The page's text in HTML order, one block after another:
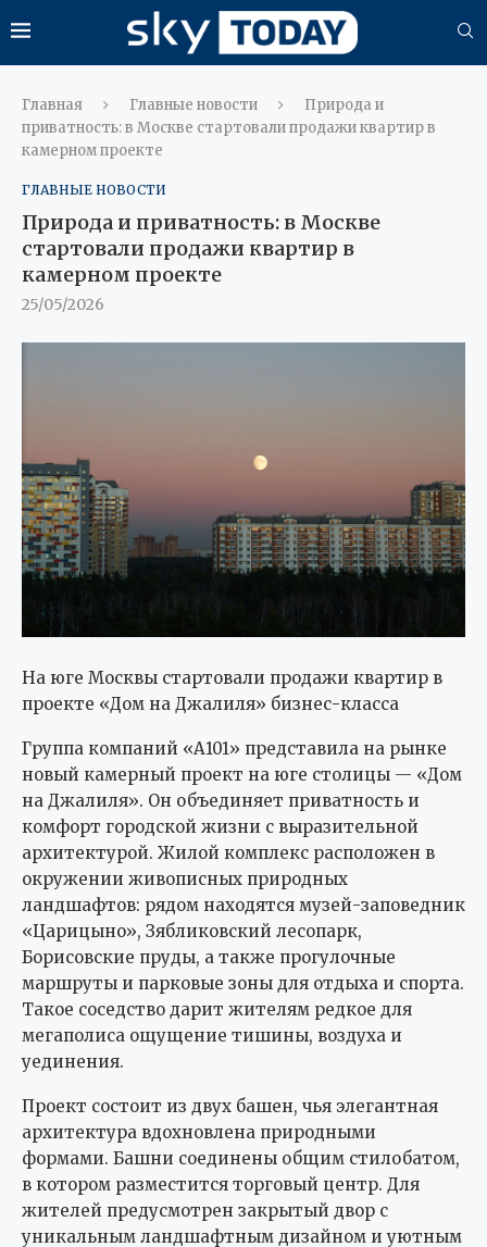
Главная Главные новости
Природа и
приватность: в Москве стартовали продажи квартир в
камерном проекте
ГЛАВНЫЕ НОВОСТИ
Природа и приватность: в Москве
стартовали продажи квартир в
камерном проекте
25/05/2026
На юге Москвы стартовали продажи квартир в
проекте «Дом на Джалиля» бизнес-класса
Группа компаний «А101» представила на рынке
новый камерный проект на юге столицы — «Дом
на Джалиля». Он объединяет приватность и
комфорт городской жизни с выразительной
архитектурой. Жилой комплекс расположен в
окружении живописных природных
ландшафтов: рядом находятся музей-заповедник
«Царицыно», Зябликовский лесопарк,
Борисовские пруды, а также прогулочные
маршруты и парковые зоны для отдыха и спорта.
Такое соседство дарит жителям редкое для
мегаполиса ощущение тишины, воздуха и
уединения.
Проект состоит из двух башен, чья элегантная
архитектура вдохновлена природными
формами. Башни соединены общим стилобатом,
в котором разместится торговый центр. Для
жителей предусмотрен закрытый двор с
уникальным ландшафтным дизайном и уютным